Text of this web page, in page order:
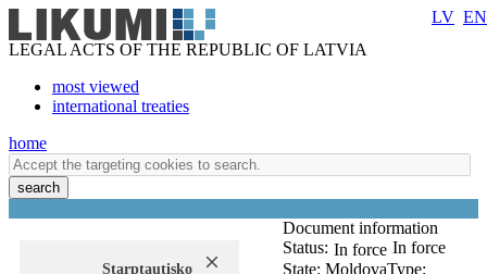
LEGAL ACTS OF THE REPUBLIC OF LATVIA
most viewed
international treaties
LV EN
home
search
Starptautisko
Document information
Status: In force In force
State: MoldovaType: